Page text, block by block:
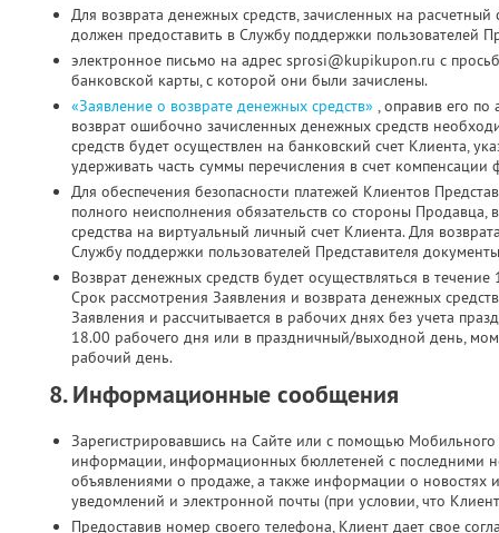
Для возврата денежных средств, зачисленных на
должен предоставить в Службу поддержки пользователей
электронное письмо на адрес sprosi@kupikupon.ru с
банковской карты, с которой они были зачислены.
«Заявление о возврате денежных средств» , оправив его
возврат ошибочно зачисленных денежных средств
средств будет осуществлен на банковский счет Клиента,
удерживать часть суммы перечисления в счет компенсации
Для обеспечения безопасности платежей Клиентов
полного неисполнения обязательств со стороны
средства на виртуальный личный счет Клиента. Для
Службу поддержки пользователей Представителя
Возврат денежных средств будет осуществляться в
Срок рассмотрения Заявления и возврата денежных
Заявления и рассчитывается в рабочих днях без учета
18.00 рабочего дня или в праздничный/выходной день,
рабочий день.
8. Информационные сообщения
Зарегистрировавшись на Сайте или с помощью
информации, информационных бюллетеней с последними
объявлениями о продаже, а также информации о новостях
уведомлений и электронной почты (при условии, что
Предоставив номер своего телефона, Клиент дает свое